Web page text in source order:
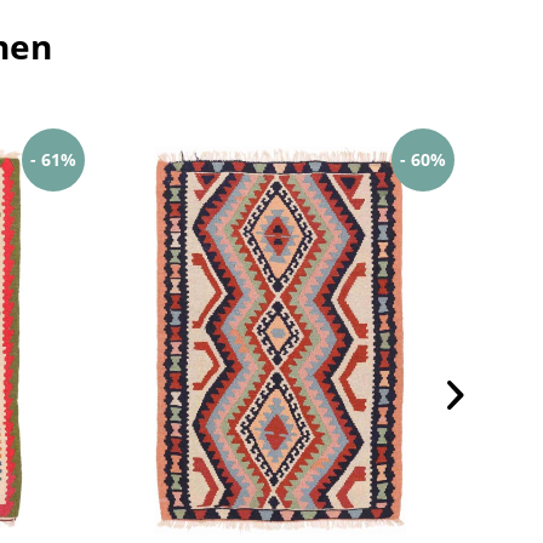
- 61% - 60%